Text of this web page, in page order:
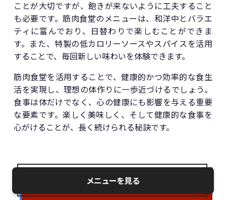
ことが大切ですが、飽きが来ないように工夫すること
も必要です。筋肉食堂のメニューは、和洋中とバラエ
ティに富んでおり、日替わりで楽しむことができま
す。また、特製の低カロリーソースやスパイスを活用
することで、毎回新しい味わいを体験できます。
筋肉食堂を活用することで、健康的かつ効率的な食生
活を実現し、理想の体作りに一歩近づけるでしょう。
食事は体だけでなく、心の健康にも影響を与える重要
な要素です。楽しく美味しく、そして健康的な食事を
心がけることが、長く続けられる秘訣です。
筋肉食堂の未来予想と新サービス
メニューを見る